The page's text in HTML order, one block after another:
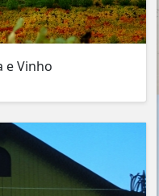
e Vinho